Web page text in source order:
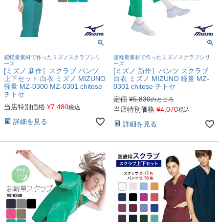
超軽量素材で作ったミズノスクラブシリ
ーズ
[ミズノ 新作］スクラブ パンツ
上下セット 白衣 ミズノ MIZUNO
軽量 MZ-0300 MZ-0301 chitose
チトセ
当店特別価格 ¥7,480税込
詳細を見る
超軽量素材で作ったミズノスクラブシリ
ーズ
[ミズノ 新作］パンツ スクラブ
白衣 ミズノ MIZUNO 軽量 MZ-
0301 chitose チトセ
定価 ¥5,830のところ
当店特別価格 ¥4,070税込
詳細を見る